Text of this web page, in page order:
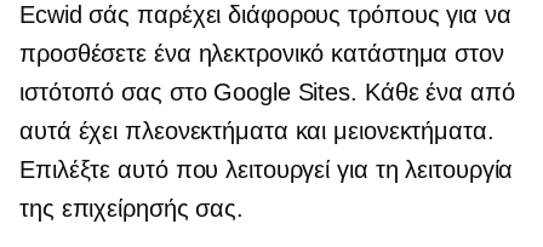
Ecwid σάς παρέχει διάφορους τρόπους για να
προσθέσετε ένα ηλεκτρονικό κατάστημα στον
ιστότοπό σας στο Google Sites. Κάθε ένα από
αυτά έχει πλεονεκτήματα και μειονεκτήματα.
Επιλέξτε αυτό που λειτουργεί για τη λειτουργία
της επιχείρησής σας.